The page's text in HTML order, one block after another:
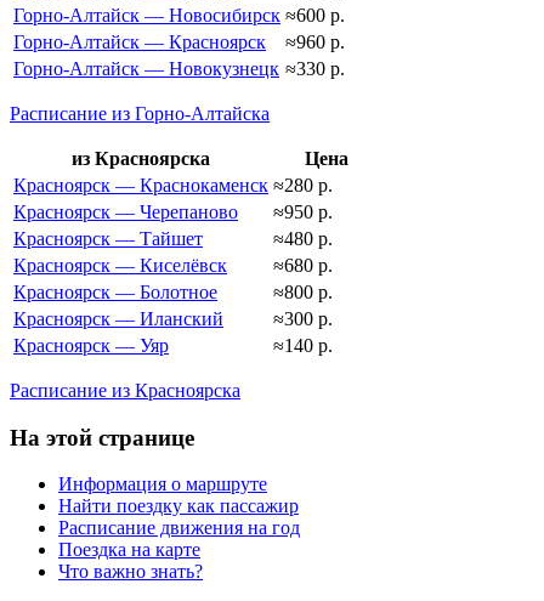
Горно-Алтайск — Новосибирск ≈600 р.
Горно-Алтайск — Красноярск
≈960 р.
Горно-Алтайск — Новокузнецк ≈330 р.
Расписание из Горно-Алтайска
из Красноярска
Цена
Красноярск — Краснокаменск ≈280 р.
Красноярск — Черепаново
≈950 р.
Красноярск — Тайшет
≈480 р.
Красноярск — Киселёвск
≈680 р.
Красноярск — Болотное
≈800 р.
Красноярск — Иланский
≈300 р.
Красноярск — Уяр
≈140 р.
Расписание из Красноярска
На этой странице
Информация о маршруте
Найти поездку как пассажир
Расписание движения на год
Поездка на карте
Что важно знать?